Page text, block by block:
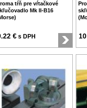
tŕň pre vŕtačkové
Mk II-B16
€ s DPH